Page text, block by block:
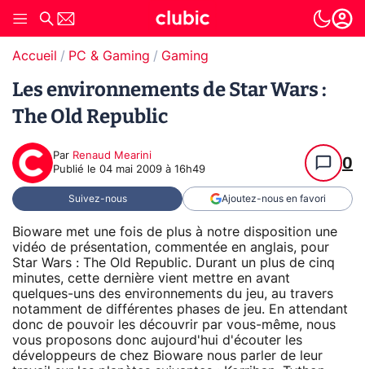
Accueil PC & Gaming Gaming
Les environnements de Star Wars :
The Old Republic
Par Renaud Mearini
Publié le 04 mai 2009 à 16h49 0
Suivez-nous Ajoutez-nous en favori
Bioware met une fois de plus à notre disposition une
vidéo de présentation, commentée en anglais, pour
Star Wars : The Old Republic. Durant un plus de cinq
minutes, cette dernière vient mettre en avant
quelques-uns des environnements du jeu, au travers
notamment de différentes phases de jeu. En attendant
donc de pouvoir les découvrir par vous-même, nous
vous proposons donc aujourd'hui d'écouter les
développeurs de chez Bioware nous parler de leur